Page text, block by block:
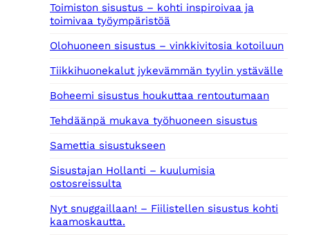
Toimiston sisustus – kohti inspiroivaa ja
toimivaa työympäristöä
Olohuoneen sisustus – vinkkivitosia kotoiluun
Tiikkihuonekalut jykevämmän tyylin ystävälle
Boheemi sisustus houkuttaa rentoutumaan
Tehdäänpä mukava työhuoneen sisustus
Samettia sisustukseen
Sisustajan Hollanti – kuulumisia
ostosreissulta
Nyt snuggaillaan! – Fiilistellen sisustus kohti
kaamoskautta.